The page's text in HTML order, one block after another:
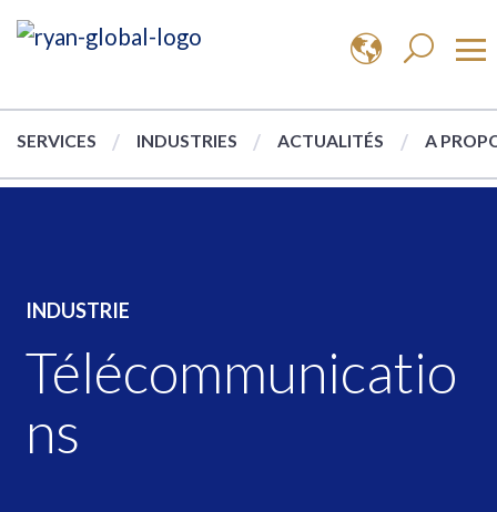
SERVICES INDUSTRIES ACTUALITÉS A
INDUSTRIE
Télécommunicatio
ns